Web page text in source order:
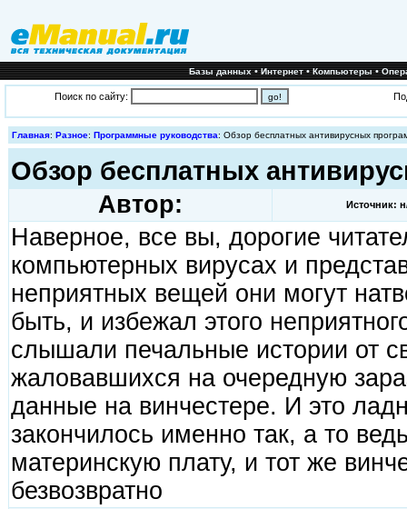
Базы данных•Интернет•Компьютеры•
Поиск по сайту:
Главная: Разное: Программные руководства: Обзор бесплатных антивирусных
Обзор бесплатных
Автор: Источник:
Наверное, все вы, дорогие
компьютерных вирусах и
неприятных вещей они могут
быть, и избежал этого
слышали печальные истории от
жаловавшихся на очередную
данные на винчестере. И это
закончилось именно так, а то
материнскую плату, и тот же
безвозвратно